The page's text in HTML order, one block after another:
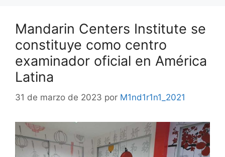
Mandarin Centers Institute se
constituye como centro
examinador oficial en América
Latina
31 de marzo de 2023 por M1nd1r1n1_2021